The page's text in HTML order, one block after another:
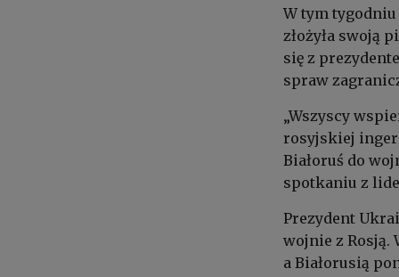
W tym
złożyła swoją
się z
spraw
„Wszyscy
rosyjskiej
Białoruś do
spotkaniu z
Prezydent
wojnie z Rosją.
a Białorusią